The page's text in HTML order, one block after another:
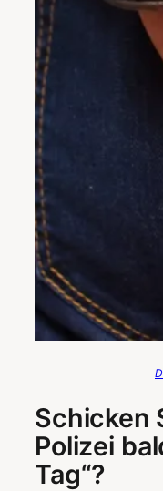
Schicken
Polizei
Tag“?